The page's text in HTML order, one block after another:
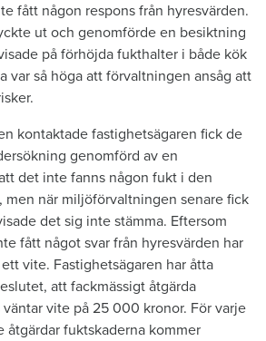
fått någon respons från hyresvärden.
ut och genomförde en besiktning
på förhöjda fukthalter i både kök
var så höga att förvaltningen ansåg att
kontaktade fastighetsägaren fick de
genomförd av en
det inte fanns någon fukt i den
när miljöförvaltningen senare fick
det sig inte stämma. Eftersom
fått något svar från hyresvärden har
vite. Fastighetsägaren har åtta
att fackmässigt åtgärda
vite på 25 000 kronor. För varje
åtgärdar fuktskaderna kommer